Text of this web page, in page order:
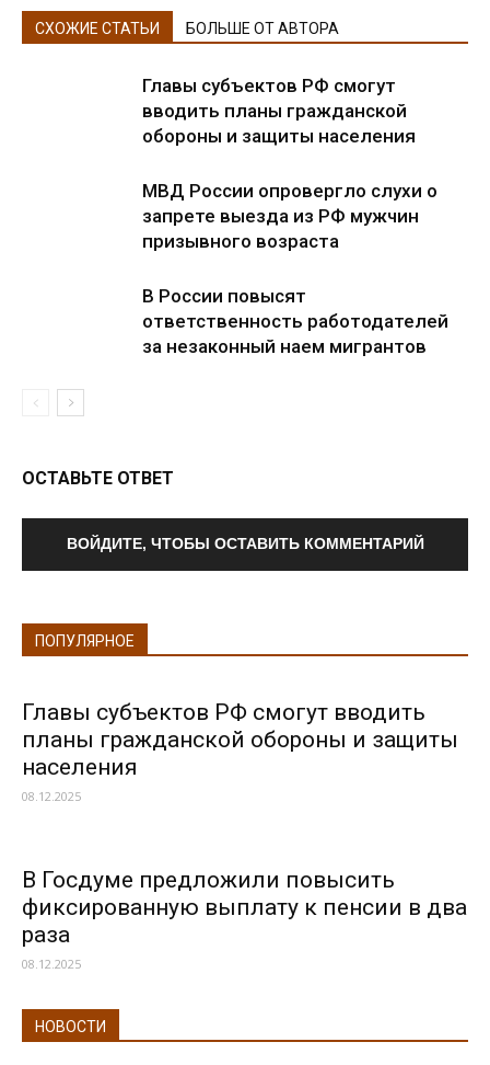
СХОЖИЕ СТАТЬИ БОЛЬШЕ ОТ АВТОРА
Главы субъектов РФ смогут
вводить планы гражданской
обороны и защиты населения
МВД России опровергло слухи о
запрете выезда из РФ мужчин
призывного возраста
В России повысят
ответственность работодателей
за незаконный наем мигрантов
ОСТАВЬТЕ ОТВЕТ
ВОЙДИТЕ, ЧТОБЫ ОСТАВИТЬ КОММЕНТАРИЙ
ПОПУЛЯРНОЕ
Главы субъектов РФ смогут вводить
планы гражданской обороны и защиты
населения
08.12.2025
В Госдуме предложили повысить
фиксированную выплату к пенсии в два
раза
08.12.2025
НОВОСТИ